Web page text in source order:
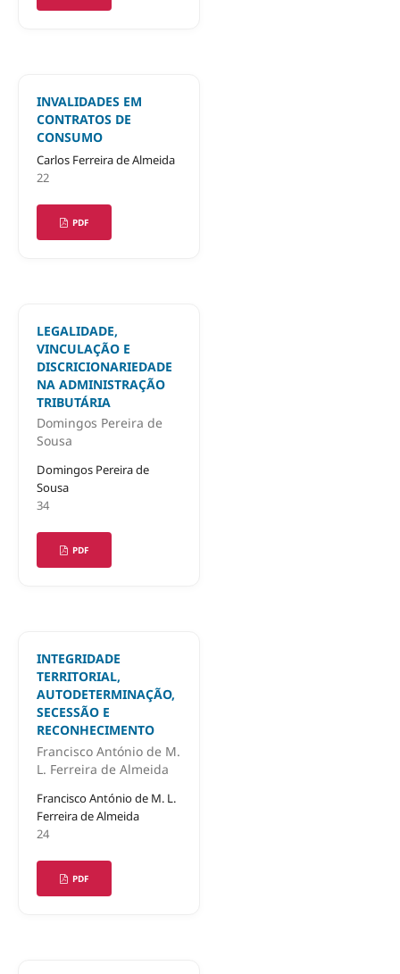
INVALIDADES EM
CONTRATOS DE
CONSUMO
Carlos Ferreira de Almeida
22
PDF
LEGALIDADE,
VINCULAÇÃO E
DISCRICIONARIEDADE
NA ADMINISTRAÇÃO
TRIBUTÁRIA
Domingos Pereira de
Sousa
Domingos Pereira de
Sousa
34
PDF
INTEGRIDADE
TERRITORIAL,
AUTODETERMINAÇÃO,
SECESSÃO E
RECONHECIMENTO
Francisco António de M.
L. Ferreira de Almeida
Francisco António de M. L.
Ferreira de Almeida
24
PDF